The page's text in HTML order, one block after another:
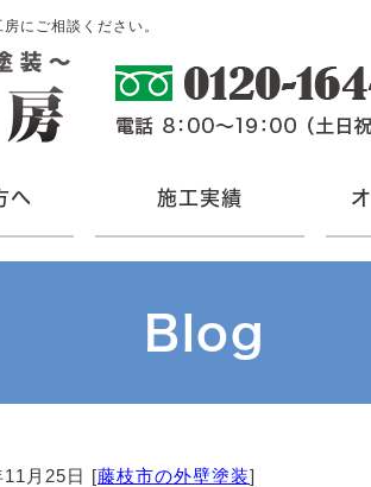
にご相談ください。
へ 施工実績
Blog
11月25日 [藤枝市の外壁塗装]